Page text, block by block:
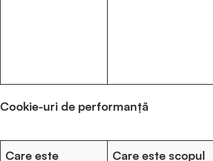
Cookie-uri de performanță
Care este Care este scopul